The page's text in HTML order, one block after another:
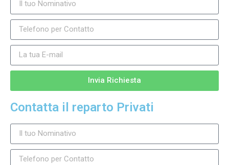
Invia Richiesta
Contatta il reparto Privati